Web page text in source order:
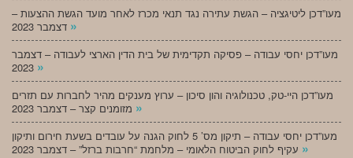
מעו”דכן ליטיגציה – הגשת עתירה נגד תנאי מכרז לאחר מועד הגשת ההצעות –
»
מעו”דכן יחסי עבודה – פסיקה תקדימית של בית הדין הארצי לעבודה – דצמבר
»
מעו”דכן היי-טק, טכנולוגיה והון סיכון – ערוץ מענקים מהיר לחברות עם תזרים
»
מעו”דכן יחסי עבודה – תיקון מס’ 5 לחוק הגנה על עובדים בשעת חירום ותיקון
»